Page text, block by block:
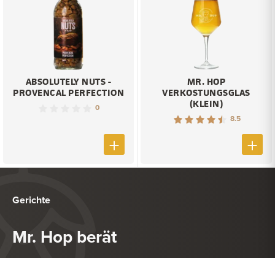
ABSOLUTELY NUTS -
PROVENCAL PERFECTION
0
MR. HOP
VERKOSTUNGSGLAS
(KLEIN)
8.5
Gerichte
Mr. Hop berät